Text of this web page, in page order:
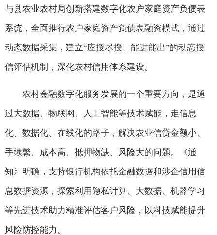
与县农业农村局创新搭建数字化农户家庭资产负债表
系统，全面推行农户家庭资产负债表融资模式，通过
动态数据采集，建立“应授尽授、能进能出”的动态授
信评估机制，深化农村信用体系建设。
农村金融数字化服务发展的一个重要方向，是通
过大数据、物联网、人工智能等技术赋能，走信息
化、数据化、在线化的路子，解决农业信贷金额小、
手续繁、成本高、抵押物缺、风险大的问题。《通
知》明确，支持银行机构依托金融数据和涉企信用信
息数据资源，探索利用隐私计算、大数据、机器学习
等先进技术助力精准评估客户风险，以科技赋能提升
风险防控能力。